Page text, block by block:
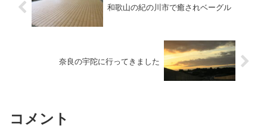
和歌山の紀の川市で癒されベーグル
奈良の宇陀に行ってきました
コメント